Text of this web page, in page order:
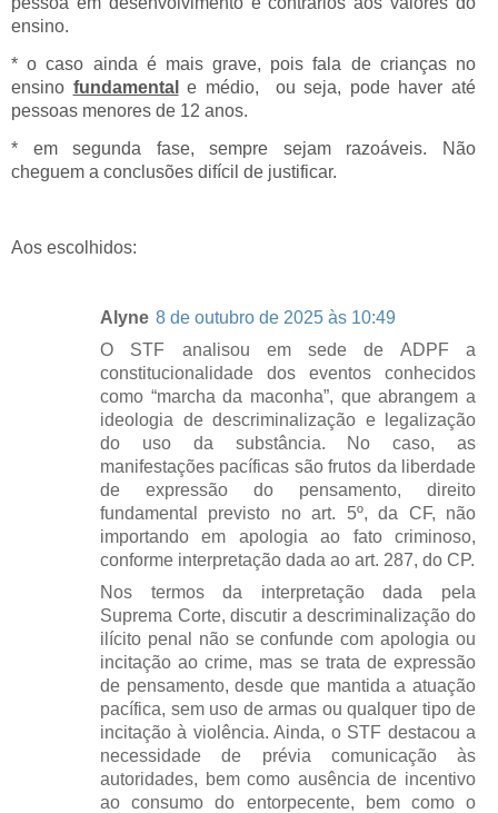
ensino.
* o caso ainda é mais grave, pois fala de crianças no
ensino fundamental
e médio, ou seja, pode haver até
pessoas menores de 12 anos.
* em segunda fase, sempre sejam razoáveis. Não
cheguem a conclusões difícil de justificar.
Aos escolhidos:
Alyne 8 de outubro de 2025 às 10:49
O STF analisou em sede de ADPF a
constitucionalidade dos eventos conhecidos
como “marcha da maconha”, que abrangem a
ideologia de descriminalização e legalização
do uso da substância. No caso, as
manifestações pacíficas são frutos da liberdade
de expressão do pensamento, direito
fundamental previsto no art. 5º, da CF, não
importando em apologia ao fato criminoso,
conforme interpretação dada ao art. 287, do CP.
Nos termos da interpretação dada pela
Suprema Corte, discutir a descriminalização do
ilícito penal não se confunde com apologia ou
incitação ao crime, mas se trata de expressão
de pensamento, desde que mantida a atuação
pacífica, sem uso de armas ou qualquer tipo de
incitação à violência. Ainda, o STF destacou a
necessidade de prévia comunicação às
autoridades, bem como ausência de incentivo
ao consumo do entorpecente, bem como o